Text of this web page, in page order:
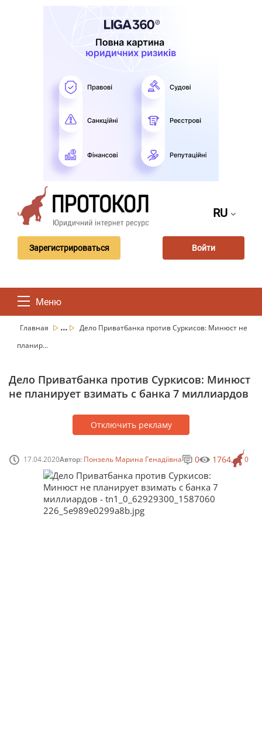
RU
Зарегистрироваться Войти
Меню
Главная ...
Дело Приватбанка против Суркисов: Минюст не
планир...
Дело Приватбанка против Суркисов: Минюст
не планирует взимать с банка 7 миллиардов
Отключить рекламу
17.04.2020Автор: Понзель Марина Генадіївна 0
0 1764